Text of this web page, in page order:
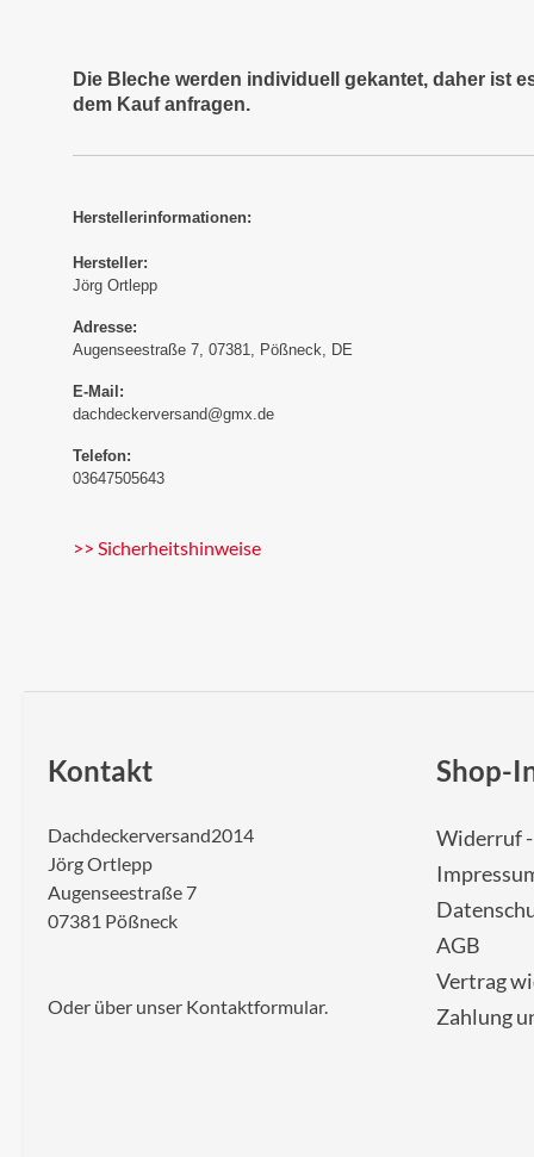
Die Bleche werden individuell gekantet, daher ist
dem Kauf anfragen.
Herstellerinformationen:
Hersteller:
Jörg Ortlepp
Adresse:
Augenseestraße 7, 07381, Pößneck, DE
E-Mail:
dachdeckerversand@gmx.de
Telefon:
03647505643
>> Sicherheitshinweise
Kontakt
Dachdeckerversand2014
Jörg Ortlepp
Augenseestraße 7
07381 Pößneck
Oder über unser Kontaktformular.
Shop-
Widerruf
AGB
Vertrag
Zahlung